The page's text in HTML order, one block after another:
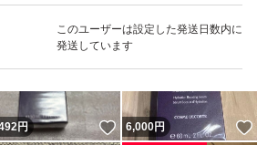
このユーザーは設定した発送日数内に
発送しています
ね！
円 いいね！
6,000円